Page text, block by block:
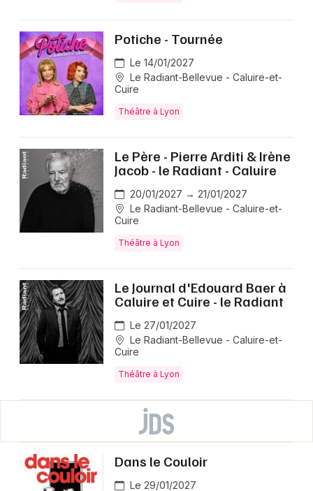
Potiche - Tournée
Le 14/01/2027
Le Radiant-Bellevue - Caluire-et-
Cuire
Théâtre à Lyon
Le Père - Pierre Arditi & Irène
Jacob - le Radiant - Caluire
20/01/2027 → 21/01/2027
Le Radiant-Bellevue - Caluire-et-
Cuire
Théâtre à Lyon
Le Journal d'Edouard Baer à
Caluire et Cuire - le Radiant
Le 27/01/2027
Le Radiant-Bellevue - Caluire-et-
Cuire
Théâtre à Lyon
Dans le Couloir
Le 29/01/2027